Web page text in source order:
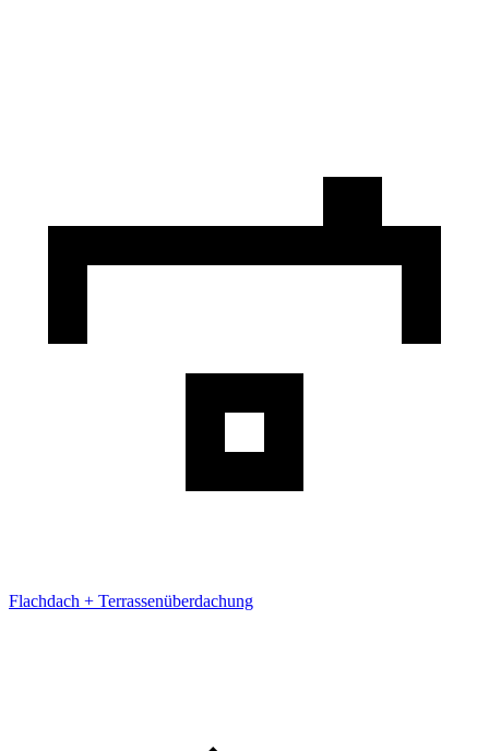
Flachdach + Terrassenüberdachung